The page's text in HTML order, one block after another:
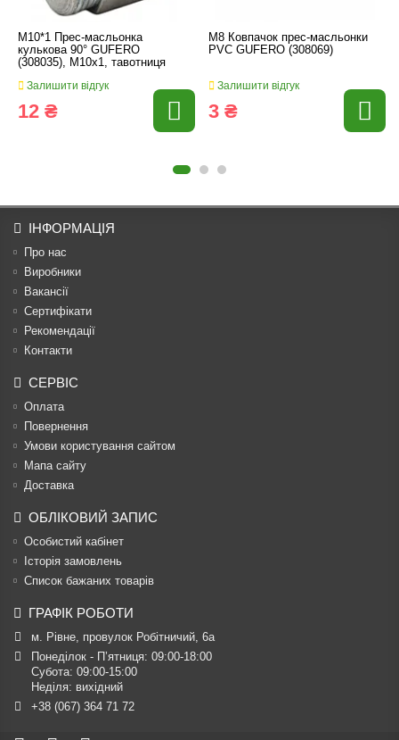
M10*1 Прес-масльонка
кулькова 90° GUFERO
(308035), M10x1, тавотниця
Залишити відгук
12 ₴
M8 Ковпачок прес-масльонки
PVC GUFERO (308069)
Залишити відгук
3 ₴
ІНФОРМАЦІЯ
Про нас
Виробники
Вакансії
Сертифікати
Рекомендації
Контакти
СЕРВІС
Оплата
Повернення
Умови користування сайтом
Мапа сайту
Доставка
ОБЛІКОВИЙ ЗАПИС
Особистий кабінет
Історія замовлень
Список бажаних товарів
ГРАФІК РОБОТИ
м. Рівне, провулок Робітничий, 6а
Понеділок - П’ятниця: 09:00-18:00
Субота: 09:00-15:00
Неділя: вихідний
+38 (067) 364 71 72